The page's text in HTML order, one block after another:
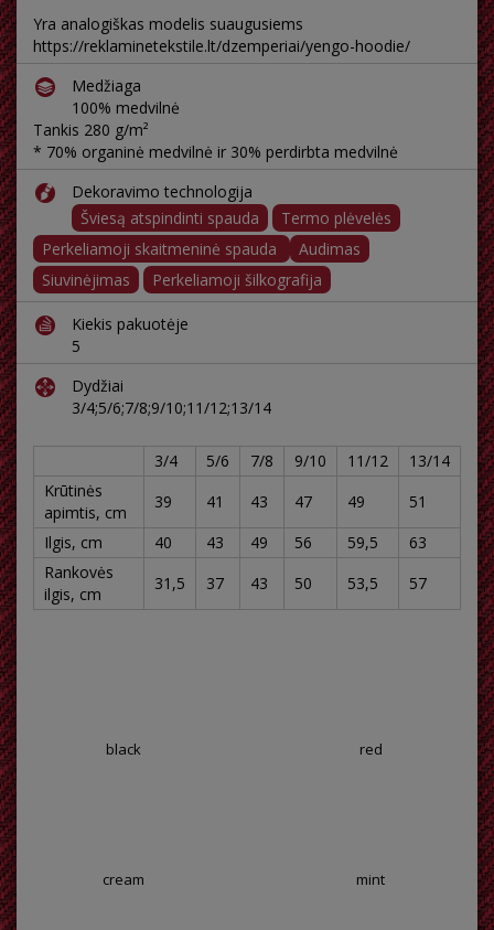
Yra analogiškas modelis suaugusiems
https://reklaminetekstile.lt/dzemperiai/yengo-hoodie/
Medžiaga
100% medvilnė
Tankis 280 g/m²
* 70% organinė medvilnė ir 30% perdirbta medvilnė
Dekoravimo technologija
Šviesą atspindinti spauda
Termo plėvelės
Perkeliamoji skaitmeninė spauda
Audimas
Siuvinėjimas
Perkeliamoji šilkografija
Kiekis pakuotėje
5
Dydžiai
3/4;5/6;7/8;9/10;11/12;13/14
3/4 5/6 7/8 9/10 11/12
13/14
Krūtinės
apimtis, cm
39 41 43 47 49
51
Ilgis, cm
40 43 49 56 59,5
63
Rankovės
ilgis, cm
31,5 37 43 50 53,5 57
black red
cream mint